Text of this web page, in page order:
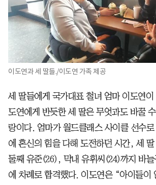
이도연과 세 딸들./이도연 가족 제공
세 딸들에게 국가대표 철녀 엄마 이도연이
도연에게 반듯한 세 딸은 무엇과도 바꿀
랑이다. 엄마가 월드클래스 사이클 선수
에 혼신의 힘을 다해 도전하던 시간, 세
둘째 유준(26), 막내 유휘씨(24)까지 바늘
에 차례로 합격했다. 이도연은 “아이들이